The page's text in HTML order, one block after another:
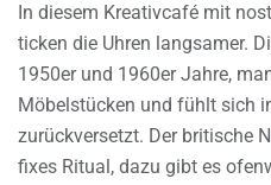
In diesem Kreativcafé mit
ticken die Uhren langsamer.
1950er und 1960er Jahre,
Möbelstücken und fühlt sich
zurückversetzt. Der britische
fixes Ritual, dazu gibt es